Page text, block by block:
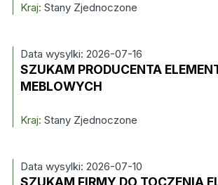
Kraj: Stany Zjednoczone
Data wysylki: 2026-07-16
SZUKAM PRODUCENTA
MEBLOWYCH
Kraj: Stany Zjednoczone
Data wysylki: 2026-07-10
SZUKAM FIRMY DO TOCZENIA